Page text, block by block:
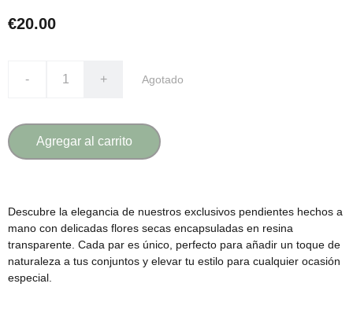
€20.00
- + Agotado
Agregar al carrito
Descubre la elegancia de nuestros exclusivos pendientes hechos a
mano con delicadas flores secas encapsuladas en resina
transparente. Cada par es único, perfecto para añadir un toque de
naturaleza a tus conjuntos y elevar tu estilo para cualquier ocasión
especial.